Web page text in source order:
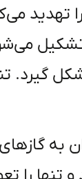
تهدید
به